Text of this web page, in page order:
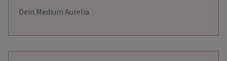
Dein Medium Aurelia